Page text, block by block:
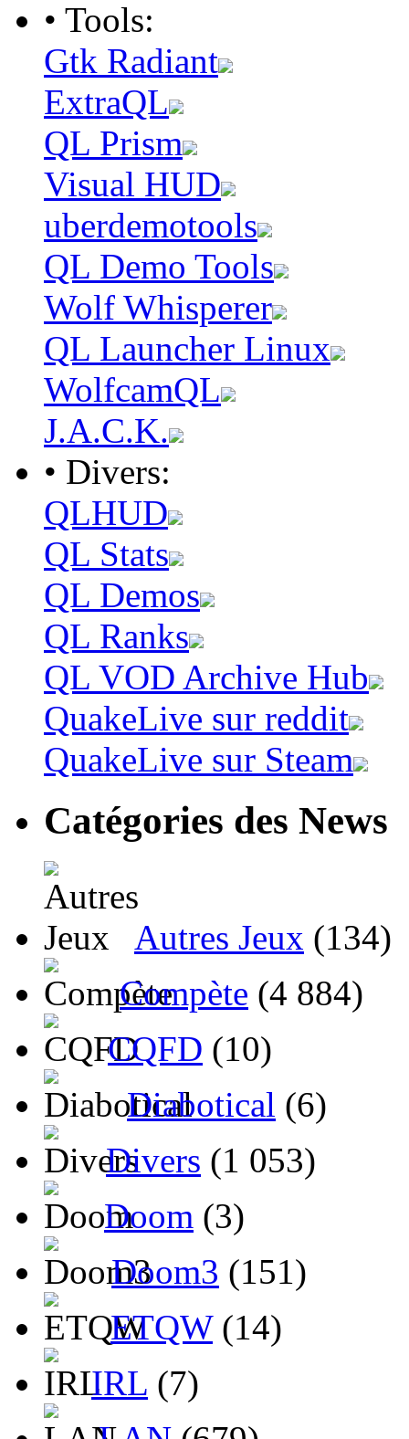
• Tools:
Gtk Radiant
ExtraQL
QL Prism
Visual HUD
uberdemotools
QL Demo Tools
Wolf Whisperer
QL Launcher Linux
WolfcamQL
J.A.C.K.
• Divers:
QLHUD
QL Stats
QL Demos
QL Ranks
QL VOD Archive Hub
QuakeLive sur reddit
QuakeLive sur Steam
Catégories des News
Autres Jeux (134)
Compète (4 884)
CQFD (10)
Diabotical (6)
Divers (1 053)
Doom (3)
Doom3 (151)
ETQW(14)
IRL (7)